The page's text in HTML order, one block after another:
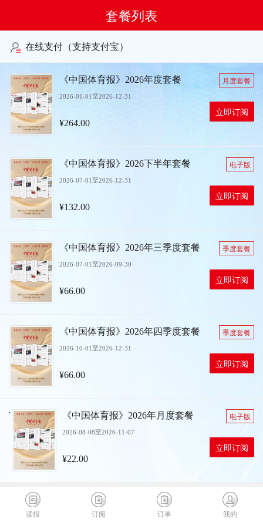
套餐列表
在线支付（支持支付宝）
《中国体育报》2026年度套餐
2026-01-01至2026-12-31
¥264.00
月度套餐
立即订阅
《中国体育报》2026下半年套餐
2026-07-01至2026-12-31
¥132.00
电子版
立即订阅
《中国体育报》2026年三季度套餐
2026-07-01至2026-09-30
¥66.00
季度套餐
立即订阅
《中国体育报》2026年四季度套餐
2026-10-01至2026-12-31
¥66.00
季度套餐
立即订阅
` 《中国体育报》2026年月度套餐
2026-08-08至2026-11-07
¥22.00
电子版
立即订阅
读报 订阅 订单 我的